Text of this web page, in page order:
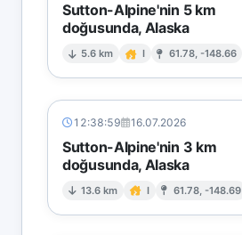
Sutton-Alpine'nin 5 km
doğusunda, Alaska
5.6 km I 61.78, -148.66
12:38:59 16.07.2026
Sutton-Alpine'nin 3 km
doğusunda, Alaska
13.6 km I 61.78, -148.69